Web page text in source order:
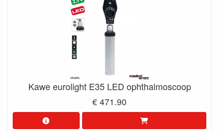
Kawe eurolight E35 LED ophthalmoscoop
€ 471.90